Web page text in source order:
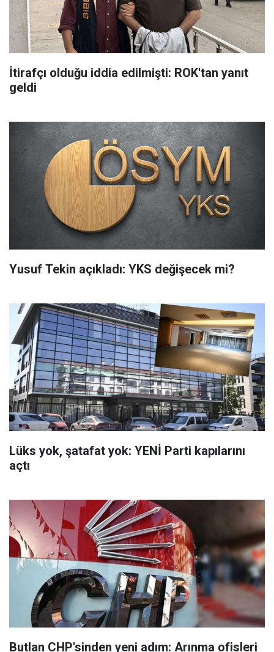
İtirafçı olduğu iddia edilmişti: ROK'tan yanıt
geldi
Yusuf Tekin açıkladı: YKS değişecek mi?
Lüks yok, şatafat yok: YENİ Parti kapılarını
açtı
Butlan CHP'sinden yeni adım: Arınma ofisleri